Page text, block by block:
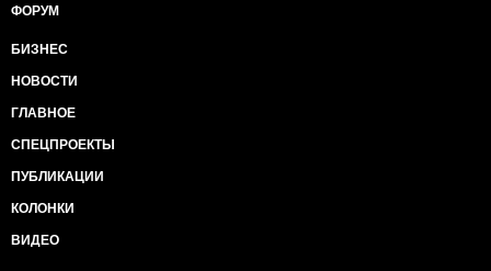
ФОРУМ
БИЗНЕС
НОВОСТИ
ГЛАВНОЕ
СПЕЦПРОЕКТЫ
ПУБЛИКАЦИИ
КОЛОНКИ
ВИДЕО